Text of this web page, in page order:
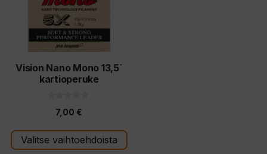
Vision Nano Mono 13,5´
kartioperuke
s
t
ä
7,00 €
Valitse vaihtoehdoista
muunnelma.
valinnat
tuotteen